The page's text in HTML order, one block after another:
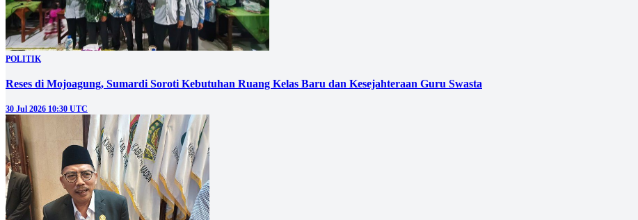
POLITIK
Reses di Mojoagung, Sumardi Soroti Kebutuhan Ruang Kelas Baru dan Kesejahteraan Guru Swasta
30 Jul 2026 10:30 UTC